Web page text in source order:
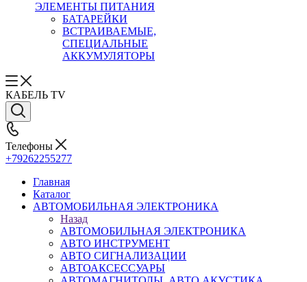
ЭЛЕМЕНТЫ ПИТАНИЯ
БАТАРЕЙКИ
ВСТРАИВАЕМЫЕ,
СПЕЦИАЛЬНЫЕ
АККУМУЛЯТОРЫ
КАБЕЛЬ TV
Телефоны
+79262255277
Главная
Каталог
АВТОМОБИЛЬНАЯ ЭЛЕКТРОНИКА
Назад
АВТОМОБИЛЬНАЯ ЭЛЕКТРОНИКА
АВТО ИНСТРУМЕНТ
АВТО СИГНАЛИЗАЦИИ
АВТОАКСЕССУАРЫ